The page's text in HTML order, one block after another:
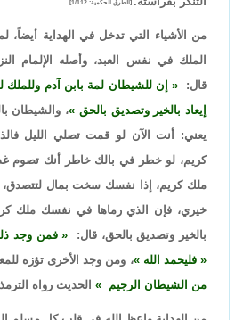
[الطرق الحكمية: 1/112].
من الأشياء التي تدخل في الهداية أيضاً،
الملك في نفس العبد، وأصله الإلمام
قال:
إن للشيطان لمة بابن آدم وللملك
إيعاد بالخير وتصديق بالحق
، والشيطان
يعني: أنت الآن لو قمت تصلي الليل
كريم، لو خطر في بالك خاطر أنك تصوم
ملك كريم، إذا نفسك سخت بمال
خيري، فإن الذي رماها في نفسك ملك
بالخير وتصديق بالحق، قال:
فمن وجد
فليحمد الله ، ومن وجد الأخرى تؤزه
من الشيطان الرجيم
الحديث رواه